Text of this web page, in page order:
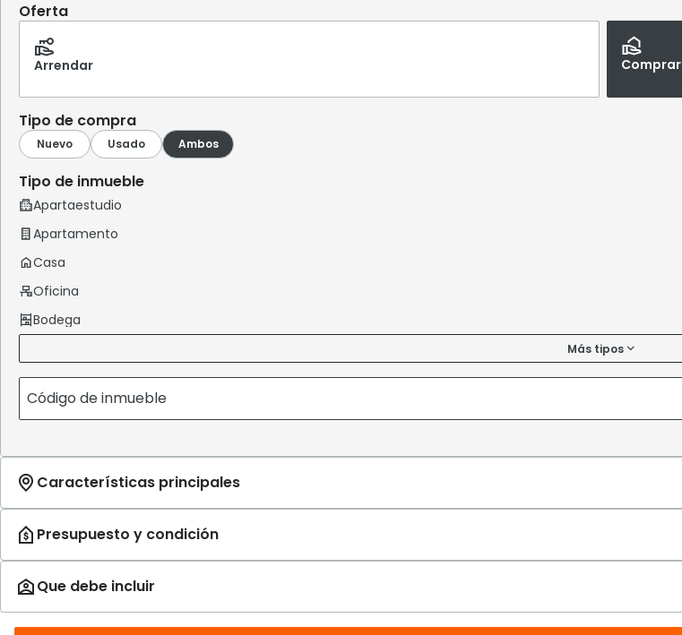
Oferta
Arrendar Comprar
Tipo de compra
Tipo de inmueble
Más tipos